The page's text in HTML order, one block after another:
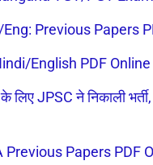
Previous Papers
English PDF Online
JPSC ने निकाली
Papers PDF